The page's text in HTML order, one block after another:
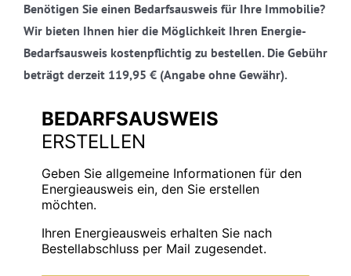
Benötigen Sie einen Bedarfsausweis für Ihre Immobilie?
Wir bieten Ihnen hier die Möglichkeit Ihren Energie-
Bedarfsausweis kostenpflichtig zu bestellen. Die Gebühr
beträgt derzeit 119,95 € (Angabe ohne Gewähr).